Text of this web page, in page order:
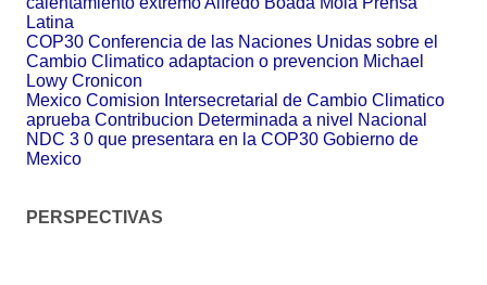
Latina
COP30 Conferencia de las Naciones Unidas sobre el
Cambio Climatico adaptacion o prevencion Michael
Lowy Cronicon
Mexico Comision Intersecretarial de Cambio Climatico
aprueba Contribucion Determinada a nivel Nacional
NDC 3 0 que presentara en la COP30 Gobierno de
Mexico
PERSPECTIVAS